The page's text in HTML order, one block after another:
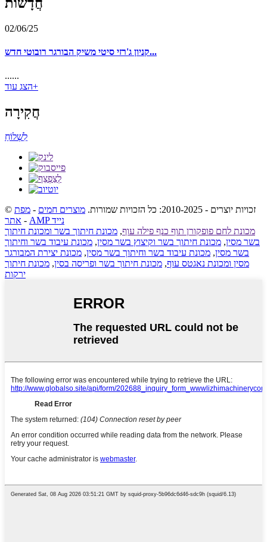
02/06/25
קניון ג'רזי סיטי משיק הבורגר רובוטי חדש...
......
הצג עוד+
חֲקִירָה
לִשְׁלוֹחַ
© זכויות יוצרים - 2010-2025: כל הזכויות שמורות. מוצרים חמים - מפת
אתר -
AMP נייד
מכונת לחם פופקורן תוף כנף פילה עוף, מכונת חיתוך בשר ומכונת חיתוך
בשר מסין, מכונת חיתוך בשר וקיצוץ בשר מסין, מכונת עיבוד בשר וחיתוך
בשר מסין, מכונת עיבוד בשר וחיתוך בשר מסין, מכונת יצירת המבורגר
מסין ומכונת נאגטס עוף, מכונת חיתוך בשר ופריסה בסין, מכונת חיתוך
ירקות